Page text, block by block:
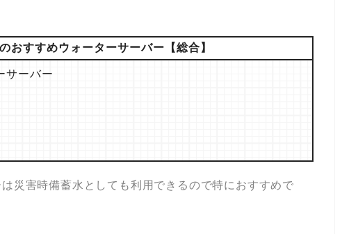
おすすめウォーターサーバー【総合】
サーバー
災害時備蓄水としても利用できるので特におすすめで